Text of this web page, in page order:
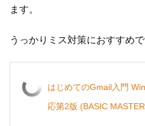
ます。
うっかりミス対策におすすめで
はじめてのGmail入門
応第2版 (BASIC